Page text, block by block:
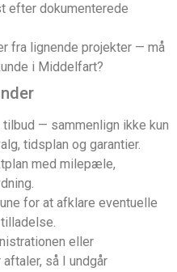
efter dokumenterede
fra lignende projekter — må
i Middelfart?
— sammenlign ikke kun
tidsplan og garantier.
med milepæle,
for at afklare eventuelle
eller
så I undgår